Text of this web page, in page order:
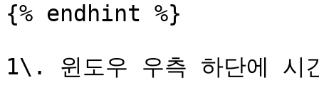
{% endhint %}
1\. 윈도우 우측 하단에 시